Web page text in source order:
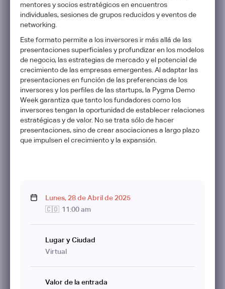
mentores y socios estratégicos en encuentros
individuales, sesiones de grupos reducidos y eventos de
networking.
Este formato permite a los inversores ir más allá de las
presentaciones superficiales y profundizar en los modelos
de negocio, las estrategias de mercado y el potencial de
crecimiento de las empresas emergentes. Al adaptar las
presentaciones en función de las preferencias de los
inversores y los perfiles de las startups, la Pygma Demo
Week garantiza que tanto los fundadores como los
inversores tengan la oportunidad de establecer relaciones
estratégicas y de valor. No se trata sólo de hacer
presentaciones, sino de crear asociaciones a largo plazo
que impulsen el crecimiento y la expansión.
Lunes, 28deAbrilde 2025
🇨🇴 11:00 am
Lugar y Ciudad
Virtual
Valor de la entrada